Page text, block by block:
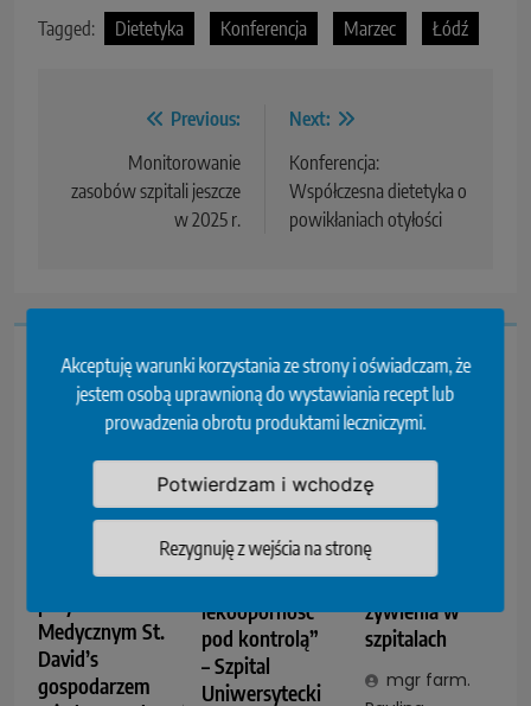
Akceptuję warunki korzystania ze strony i oświadczam, że
jestem osobą uprawnioną do wystawiania recept lub
prowadzenia obrotu produktami leczniczymi.
Potwierdzam i wchodzę
Rezygnuję z wejścia na stronę
Tagged: Dietetyka Konferencja Marzec Łódź
Previous:
Monitorowanie
zasobów szpitali jeszcze
w 2025 r.
Next:
Konferencja:
Współczesna dietetyka o
powikłaniach otyłości
Przeczytaj...
Teksański
Arytmii Serca
Medycznym St.
David’s
gospodarzem
„Mikroby,
antybiotyki i
lekooporność
pod kontrolą”
– Szpital
Uniwersytecki
Stanowisko
PTD w
sprawie
żywienia w
szpitalach
mgr farm.